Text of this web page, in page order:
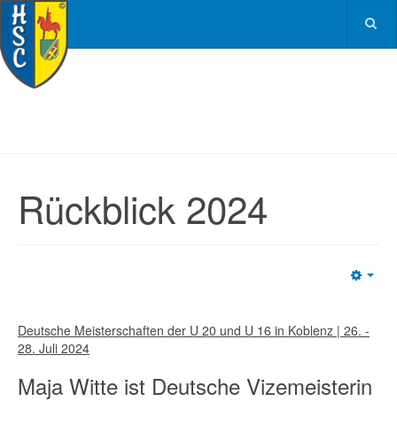
Rückblick 2024
Deutsche Meisterschaften der U 20 und U 16 in Koblenz | 26. -
28. Juli 2024
Maja Witte ist Deutsche Vizemeisterin